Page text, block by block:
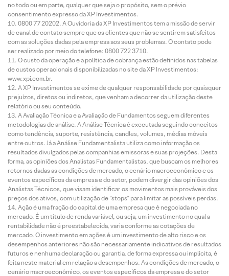
no todo ou em parte, qualquer que seja o propósito, sem o prévio
consentimento expresso da XP Investimentos.
0800 77 20202. A Ouvidoria da XP Investimentos tem a missão de servir
de canal de contato sempre que os clientes que não se sentirem satisfeitos
com as soluções dadas pela empresa aos seus problemas. O contato pode
ser realizado por meio do telefone: 0800 722 3710.
O custo da operação e a política de cobrança estão definidos nas tabelas
de custos operacionais disponibilizadas no site da XP Investimentos:
www.xpi.com.br.
A XP Investimentos se exime de qualquer responsabilidade por quaisquer
prejuízos, diretos ou indiretos, que venham a decorrer da utilização deste
relatório ou seu conteúdo.
A Avaliação Técnica e a Avaliação de Fundamentos seguem diferentes
metodologias de análise. A Análise Técnica é executada seguindo conceitos
como tendência, suporte, resistência, candles, volumes, médias móveis
entre outros. Já a Análise Fundamentalista utiliza como informação os
resultados divulgados pelas companhias emissoras e suas projeções. Desta
forma, as opiniões dos Analistas Fundamentalistas, que buscam os melhores
retornos dadas as condições de mercado, o cenário macroeconômico e os
eventos específicos da empresa e do setor, podem divergir das opiniões dos
Analistas Técnicos, que visam identificar os movimentos mais prováveis dos
preços dos ativos, com utilização de “stops” para limitar as possíveis perdas.
Ação é uma fração do capital de uma empresa que é negociada no
mercado. É um título de renda variável, ou seja, um investimento no qual a
rentabilidade não é preestabelecida, varia conforme as cotações de
mercado. O investimento em ações é um investimento de alto risco e os
desempenhos anteriores não são necessariamente indicativos de resultados
futuros e nenhuma declaração ou garantia, de forma expressa ou implícita, é
feita neste material em relação a desempenhos. As condições de mercado, o
cenário macroeconômico, os eventos específicos da empresa e do setor